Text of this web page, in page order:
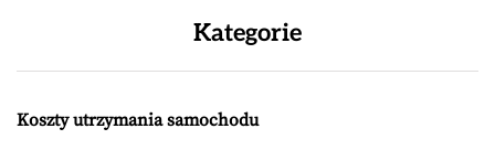
Kategorie
Koszty utrzymania samochodu